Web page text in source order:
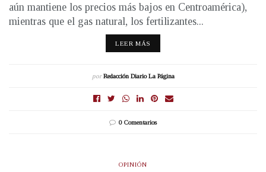
aún mantiene los precios más bajos en Centroamérica),
mientras que el gas natural, los fertilizantes...
LEER MÁS
por Redacción Diario La Página
0 Comentarios
OPINIÓN